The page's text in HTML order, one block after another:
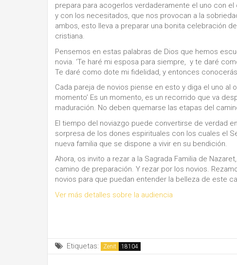
prepara para acogerlos verdaderamente el uno con
y con los necesitados, que nos provocan a la
ambos, esto lleva a preparar una bonita celebración
cristiana.
Pensemos en estas palabras de Dios que hemos
novia. ‘Te haré mi esposa para siempre, y te daré
Te daré como dote mi fidelidad, y entonces conocerás
Cada pareja de novios piense en esto y diga el uno
momento’ Es un momento, es un recorrido que va
maduración. No deben quemarse las etapas del
El tiempo del noviazgo puede convertirse de verdad
sorpresa de los dones espirituales con los cuales el
nueva familia que se dispone a vivir en su bendición.
Ahora, os invito a rezar a la Sagrada Familia de
camino de preparación. Y rezar por los novios.
novios para que puedan entender la belleza de este
Ver más detalles sobre la audiencia
Etiquetas: Zenit